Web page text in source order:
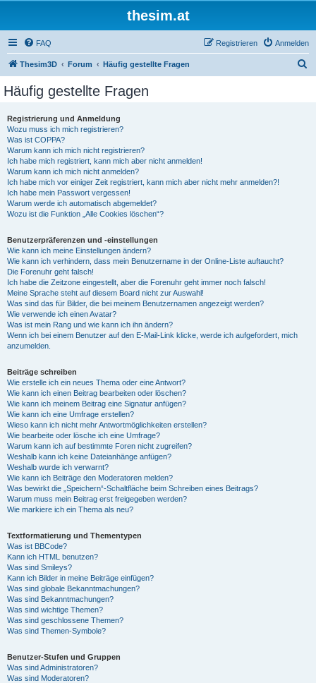
thesim.at
FAQ Anmelden
Registrieren
Thesim3D Forum Häufig gestellte Fragen
Häufig gestellte Fragen
Registrierung und Anmeldung
Wozu muss ich mich registrieren?
Was ist COPPA?
Warum kann ich mich nicht registrieren?
Ich habe mich registriert, kann mich aber nicht anmelden!
Warum kann ich mich nicht anmelden?
Ich habe mich vor einiger Zeit registriert, kann mich aber nicht mehr anmelden?!
Ich habe mein Passwort vergessen!
Warum werde ich automatisch abgemeldet?
Wozu ist die Funktion „Alle Cookies löschen“?
Benutzerpräferenzen und -einstellungen
Wie kann ich meine Einstellungen ändern?
Wie kann ich verhindern, dass mein Benutzername in der Online-Liste auftaucht?
Die Forenuhr geht falsch!
Ich habe die Zeitzone eingestellt, aber die Forenuhr geht immer noch falsch!
Meine Sprache steht auf diesem Board nicht zur Auswahl!
Was sind das für Bilder, die bei meinem Benutzernamen angezeigt werden?
Wie verwende ich einen Avatar?
Was ist mein Rang und wie kann ich ihn ändern?
Wenn ich bei einem Benutzer auf den E-Mail-Link klicke, werde ich aufgefordert, mich
anzumelden.
Beiträge schreiben
Wie erstelle ich ein neues Thema oder eine Antwort?
Wie kann ich einen Beitrag bearbeiten oder löschen?
Wie kann ich meinem Beitrag eine Signatur anfügen?
Wie kann ich eine Umfrage erstellen?
Wieso kann ich nicht mehr Antwortmöglichkeiten erstellen?
Wie bearbeite oder lösche ich eine Umfrage?
Warum kann ich auf bestimmte Foren nicht zugreifen?
Weshalb kann ich keine Dateianhänge anfügen?
Weshalb wurde ich verwarnt?
Wie kann ich Beiträge den Moderatoren melden?
Was bewirkt die „Speichern“-Schaltfläche beim Schreiben eines Beitrags?
Warum muss mein Beitrag erst freigegeben werden?
Wie markiere ich ein Thema als neu?
Textformatierung und Thementypen
Was ist BBCode?
Kann ich HTML benutzen?
Was sind Smileys?
Kann ich Bilder in meine Beiträge einfügen?
Was sind globale Bekanntmachungen?
Was sind Bekanntmachungen?
Was sind wichtige Themen?
Was sind geschlossene Themen?
Was sind Themen-Symbole?
Benutzer-Stufen und Gruppen
Was sind Administratoren?
Was sind Moderatoren?